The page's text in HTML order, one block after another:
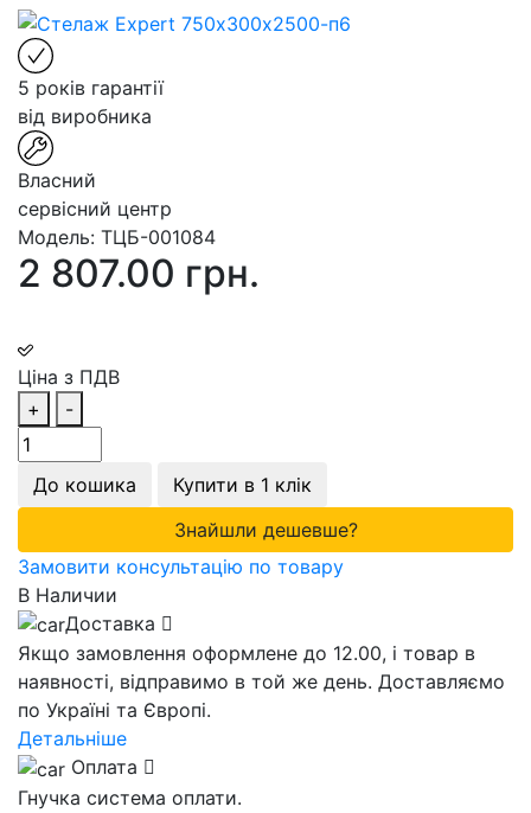
5 років гарантії
від виробника
Власний
сервісний центр
Модель: ТЦБ-001084
2 807.00 грн.
Ціна з ПДВ
+
-
До кошика
Купити в 1 клік
Знайшли дешевше?
Замовити консультацію по товару
В Наличии
Доставка
Якщо замовлення оформлене до 12.00, і товар в
наявності, відправимо в той же день. Доставляємо
по Україні та Європі.
Детальніше
Оплата
Гнучка система оплати.